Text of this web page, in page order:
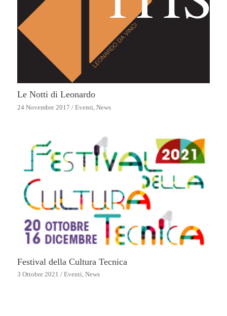
Le Notti di Leonardo
24 Novembre 2017 / Eventi News
Festival della Cultura Tecnica
3 Ottobre 2021 / Eventi, News